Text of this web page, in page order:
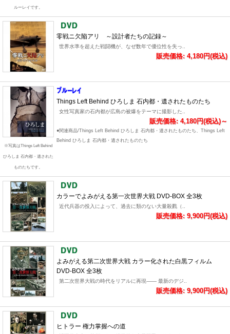
ルーレイです。
零戦ニ欠陥アリ ～設計者たちの記録～
世界水準を超えた戦闘機が、なぜ数年で優位性を失っ..
販売価格: 4,180円(税込)
※写真はThings Left Behind
ひろしま 石内都・遺された
ものたちです。
Things Left Behind ひろしま 石内都・遺されたものたち
女性写真家の石内都が広島の被爆をテーマに撮影した..
販売価格: 4,180円(税込)～
●関連商品/Things Left Behind ひろしま 石内都・遺されたものたち、Things Left
Behind ひろしま 石内都・遺されたものたち
カラーでよみがえる第一次世界大戦 DVD-BOX 全3枚
近代兵器の投入によって、過去に類のない大量殺戮（..
販売価格: 9,900円(税込)
よみがえる第二次世界大戦 カラー化された白黒フィルム
DVD-BOX 全3枚
第二次世界大戦の時代をリアルに再現―― 最新のデジ..
販売価格: 9,900円(税込)
ヒトラー 権力掌握への道